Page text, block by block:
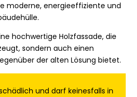
moderne, energieeffiziente und
hochwertige Holzfassade, die
sondern auch einen
der alten Lösung bietet.
und darf keinesfalls in